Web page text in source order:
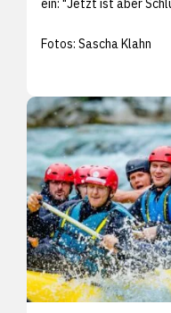
ein: "Jetzt ist aber
Fotos: Sascha Klahn